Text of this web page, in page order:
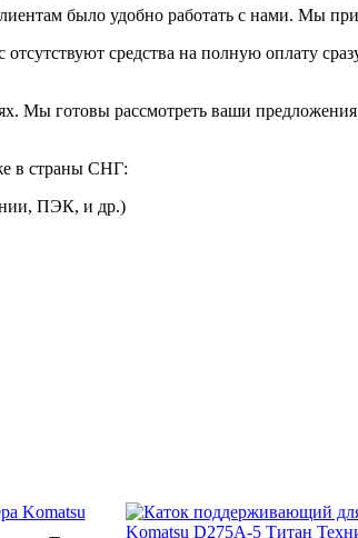
было удобно работать с нами. Мы
средства на полную оплату
Мы готовы рассмотреть ваши
в страны СНГ:
ПЭК, и др.)